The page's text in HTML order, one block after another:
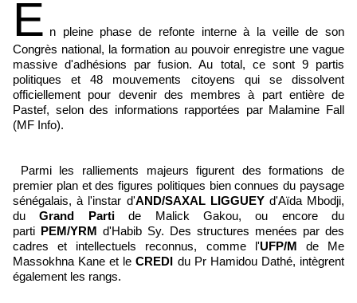
E n pleine phase de refonte interne à la veille de son
Congrès national, la formation au pouvoir enregistre une vague
massive d'adhésions par fusion. Au total, ce sont 9 partis
politiques et 48 mouvements citoyens qui se dissolvent
officiellement pour devenir des membres à part entière de
Pastef, selon des informations rapportées par Malamine Fall
(MF Info).
Parmi les ralliements majeurs figurent des formations de
premier plan et des figures politiques bien connues du paysage
sénégalais, à l'instar d'AND/SAXAL LIGGUEYd'Aïda Mbodji,
duGrand Partide Malick Gakou, ou encore du
parti PEM/YRM d'Habib Sy. Des structures menées par des
cadres et intellectuels reconnus, comme l'UFP/M de Me
Massokhna Kane et leCREDI du Pr Hamidou Dathé, intègrent
également les rangs.